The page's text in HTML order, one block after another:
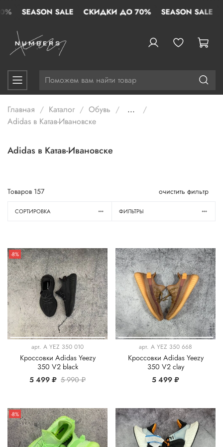
SEASON SALE СКИДКИ ДО 70% SEASON SALE
Главная Каталог Обувь
...
Adidas в Катав-Ивановске
Adidas в Катав-Ивановске
Товаров 157 очистить фильтр
СОРТИРОВКА ФИЛЬТРЫ
-8%
арт. A YEZ 350 010
Кроссовки Adidas Yeezy
350 V2 black
5 499 ₽ 5 990 ₽
арт. A YEZ 350 668
Кроссовки Adidas Yeezy
350 V2 clay
5 499 ₽
-8%